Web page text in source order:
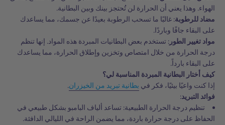
الهواء. وهذا يعني أن الحرارة لن تُحتجز بينك وبين البطانية.
مضاد للرطوبة: غالبًا ما تسحب الرطوبة بعيدًا عن جسمك، مما يساعدك
على البقاء جافًا وباردًا.
مواد تغيير الطور: تستخدم بعض البطانيات المبردة هذه المواد. إنها تنظم
درجة الحرارة من خلال امتصاص وتخزين وإطلاق الحرارة، مما يساعدك
على البقاء بارداً.
كيف أختار البطانية المبردة المناسبة لي؟
إذا كنت واعيًا بيئيًا، فكر في بطانية تبريد من الخيزران.
فوائد التبريد:
تنظيم درجة الحرارة الطبيعية: تساعد ألياف البامبو بشكل طبيعي في
الحفاظ على درجة حرارة باردة، مما يضمن الراحة في الليالي الدافئة.